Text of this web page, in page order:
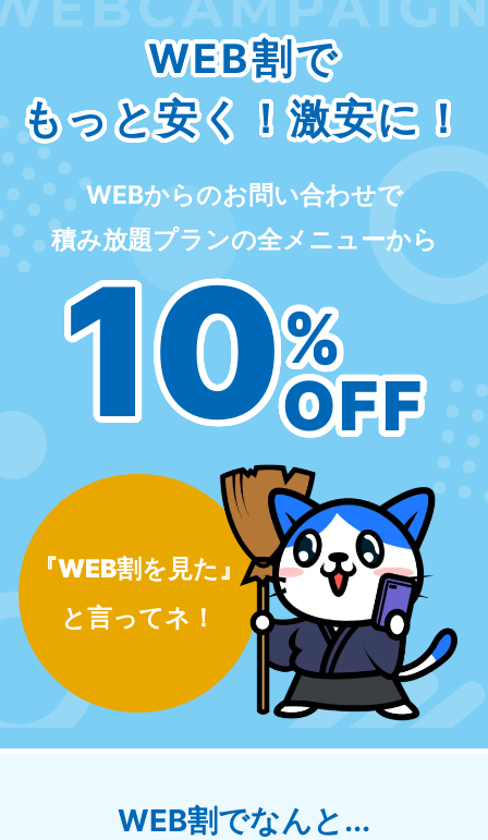
WEB割で
もっと安く！激安に！
WEBからのお問い合わせで
積み放題プランの全メニューから
10%
OFF
『WEB割を見た』
と言ってネ！
WEB割でなんと...